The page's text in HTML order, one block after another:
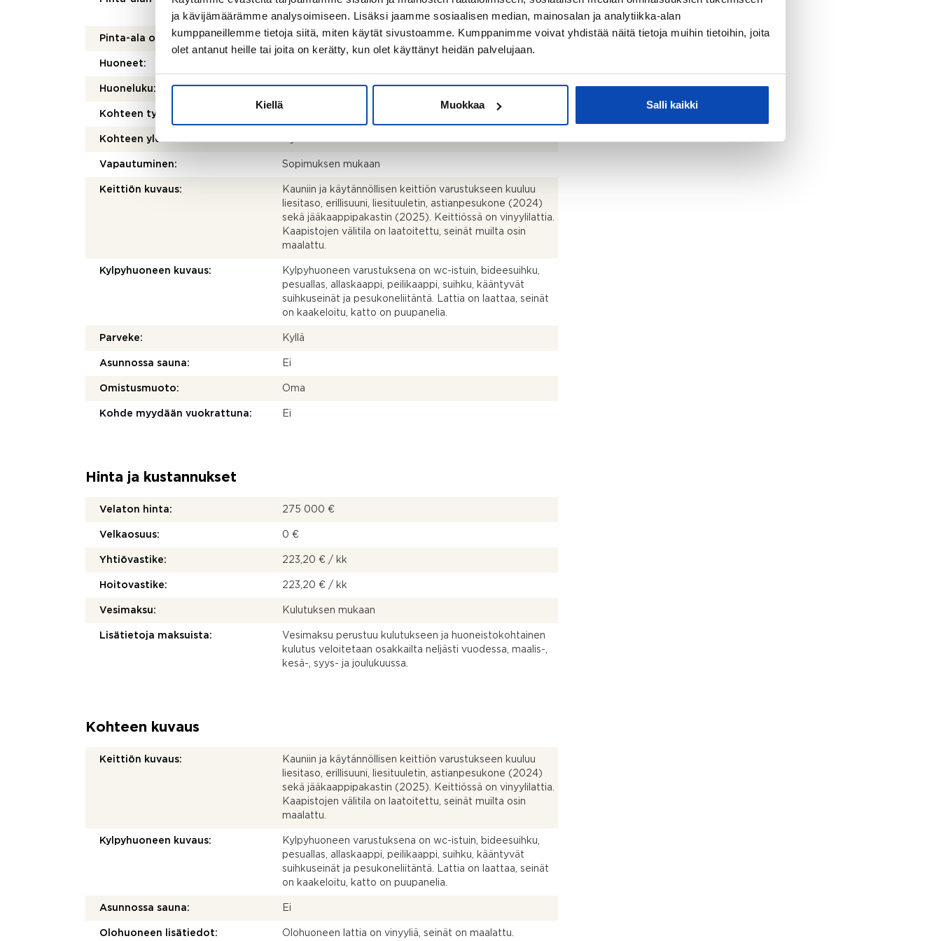
ja kävijämäärämme analysoimiseen. Lisäksi jaamme sosiaalisen median, mainosalan ja analytiikka-alan
kumppaneillemme tietoja siitä, miten käytät sivustoamme. Kumppanimme voivat yhdistää näitä tietoja muihin tietoihin, joita
olet antanut heille tai joita on kerätty, kun olet käyttänyt heidän palvelujaan.
Kiellä Muokkaa Salli kaikki
mukainen
Pinta-ala on tarkistusmitattu: Ei
Huoneet:
Huoneluku: 3
Kohteen tyyppi:
Kohteen yleiskunto:
Vapautuminen: Sopimuksen mukaan
Keittiön kuvaus:
Kauniin ja käytännöllisen keittiön varustukseen kuuluu
liesitaso, erillisuuni, liesituuletin, astianpesukone (2024)
sekä jääkaappipakastin (2025). Keittiössä on vinyylilattia.
Kaapistojen välitila on laatoitettu, seinät muilta osin
maalattu.
Kylpyhuoneen kuvaus:
Kylpyhuoneen varustuksena on wc-istuin, bideesuihku,
pesuallas, allaskaappi, peilikaappi, suihku, kääntyvät
suihkuseinät ja pesukoneliitäntä. Lattia on laattaa, seinät
on kaakeloitu, katto on puupanelia.
Parveke: Kyllä
Asunnossa sauna: Ei
Omistusmuoto: Oma
Kohde myydään vuokrattuna: Ei
Hinta ja kustannukset
Velaton hinta: 275 000 €
Velkaosuus: 0 €
Yhtiövastike: 223,20 € / kk
Hoitovastike: 223,20 € / kk
Vesimaksu: Kulutuksen mukaan
Lisätietoja maksuista:
Vesimaksu perustuu kulutukseen ja huoneistokohtainen
kulutus veloitetaan osakkailta neljästi vuodessa, maalis-,
kesä-, syys- ja joulukuussa.
Kohteen kuvaus
Keittiön kuvaus:
Kauniin ja käytännöllisen keittiön varustukseen kuuluu
liesitaso, erillisuuni, liesituuletin, astianpesukone (2024)
sekä jääkaappipakastin (2025). Keittiössä on vinyylilattia.
Kaapistojen välitila on laatoitettu, seinät muilta osin
maalattu.
Kylpyhuoneen kuvaus:
Kylpyhuoneen varustuksena on wc-istuin, bideesuihku,
pesuallas, allaskaappi, peilikaappi, suihku, kääntyvät
suihkuseinät ja pesukoneliitäntä. Lattia on laattaa, seinät
on kaakeloitu, katto on puupanelia.
Asunnossa sauna: Ei
Olohuoneen lisätiedot: Olohuoneen lattia on vinyyliä, seinät on maalattu.